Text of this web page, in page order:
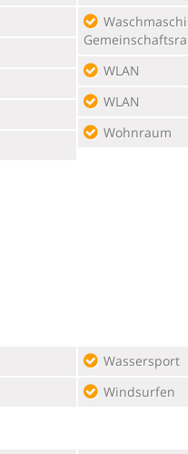
WLAN
WLAN
Wohnraum
Wassersport
Windsurfen